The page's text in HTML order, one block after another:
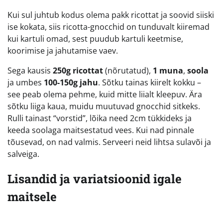
Kui sul juhtub kodus olema pakk ricottat ja soovid siiski
ise kokata, siis ricotta-gnocchid on tunduvalt kiiremad
kui kartuli omad, sest puudub kartuli keetmise,
koorimise ja jahutamise vaev.
Sega kausis 250g ricottat(nõrutatud), 1 muna, soola
ja umbes 100-150g jahu. Sõtku tainas kiirelt kokku –
see peab olema pehme, kuid mitte liialt kleepuv. Ära
sõtku liiga kaua, muidu muutuvad gnocchid sitkeks.
Rulli tainast “vorstid”, lõika need 2cm tükkideks ja
keeda soolaga maitsestatud vees. Kui nad pinnale
tõusevad, on nad valmis. Serveeri neid lihtsa sulavõi ja
salveiga.
Lisandid ja variatsioonid igale
maitsele